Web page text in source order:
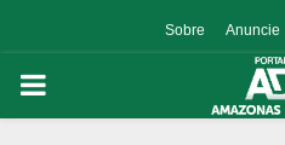
Sobre Anuncie
PRIMARY